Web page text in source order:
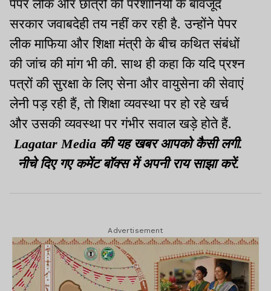
पेपर लीक और छात्रों की परेशानियों के बावजूद
सरकार जवाबदेही तय नहीं कर रही है. उन्होंने पेपर
लीक माफिया और शिक्षा मंत्री के बीच कथित संबंधों
की जांच की मांग भी की. साथ ही कहा कि यदि प्रश्न
पत्रों की सुरक्षा के लिए सेना और वायुसेना की सेवाएं
लेनी पड़ रही हैं, तो शिक्षा व्यवस्था पर हो रहे खर्च
और उसकी व्यवस्था पर गंभीर सवाल खड़े होते हैं.
Lagatar Media की यह खबर आपको कैसी लगी.
नीचे दिए गए कमेंट बॉक्स में अपनी राय साझा करें.
Advertisement